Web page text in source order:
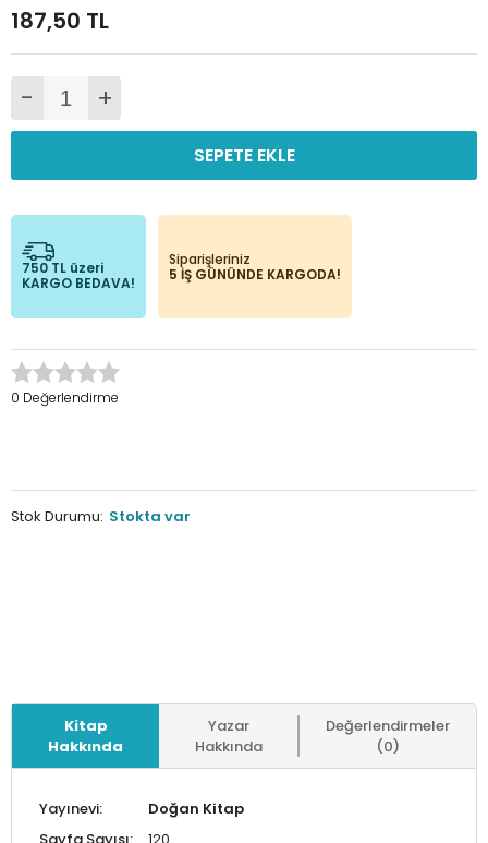
187,50 TL
- +
SEPETE EKLE
750 TL üzeri
KARGO BEDAVA!
Siparişleriniz
5 İŞ GÜNÜNDE KARGODA!
0 Değerlendirme
Stok Durumu: Stokta var
Kitap
Hakkında
Yazar
Hakkında
Değerlendirmeler
(0)
Yayınevi:
Doğan Kitap